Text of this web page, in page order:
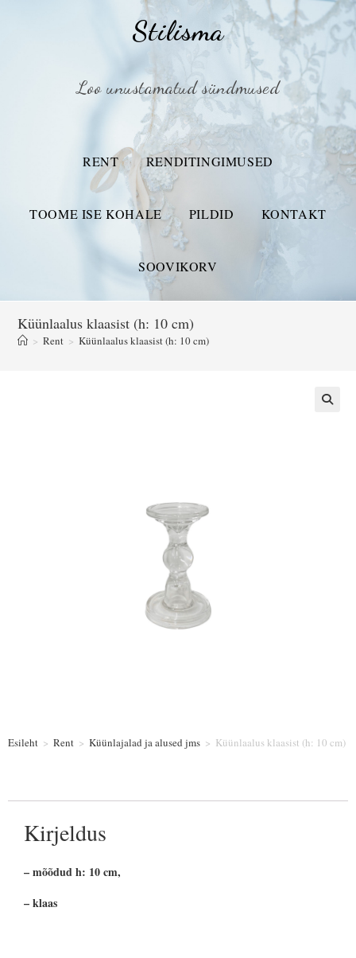
Stilisma
Loo unustamatud sündmused
RENT RENDITINGIMUSED
TOOME ISE KOHALE PILDID KONTAKT
SOOVIKORV
Küünlaalus klaasist (h: 10 cm)
> Rent > Küünlaalus klaasist (h: 10 cm)
Esileht > Rent > Küünlajalad ja alused jms > Küünlaalus klaasist (h: 10 cm)
Kirjeldus
– mõõdud h: 10 cm,
– klaas